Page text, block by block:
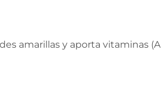
amarillas y aporta vitaminas